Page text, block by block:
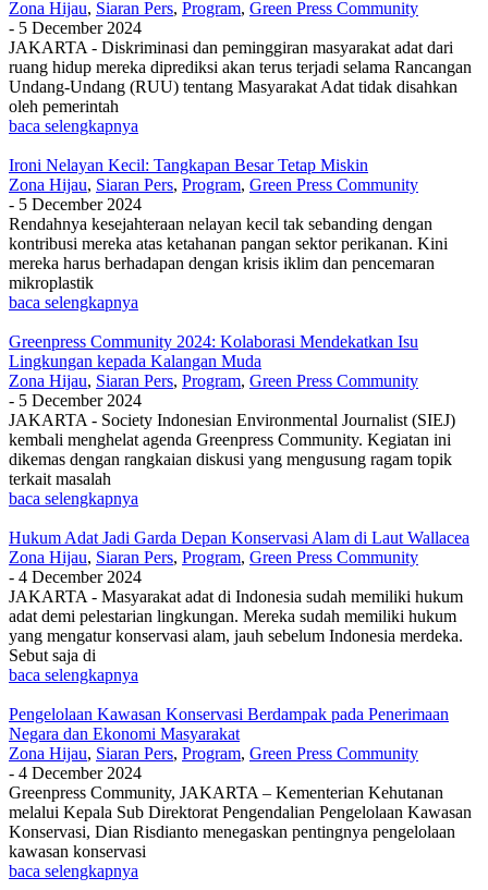
Zona Hijau, Siaran Pers, Program, Green Press Community
- 5 December 2024
JAKARTA - Diskriminasi dan peminggiran masyarakat adat dari
ruang hidup mereka diprediksi akan terus terjadi selama Rancangan
Undang-Undang (RUU) tentang Masyarakat Adat tidak disahkan
oleh pemerintah
baca selengkapnya
Ironi Nelayan Kecil: Tangkapan Besar Tetap Miskin
Zona Hijau, Siaran Pers, Program, Green Press Community
- 5 December 2024
Rendahnya kesejahteraan nelayan kecil tak sebanding dengan
kontribusi mereka atas ketahanan pangan sektor perikanan. Kini
mereka harus berhadapan dengan krisis iklim dan pencemaran
mikroplastik
baca selengkapnya
Greenpress Community 2024: Kolaborasi Mendekatkan Isu
Lingkungan kepada Kalangan Muda
Zona Hijau, Siaran Pers, Program, Green Press Community
- 5 December 2024
JAKARTA - Society Indonesian Environmental Journalist (SIEJ)
kembali menghelat agenda Greenpress Community. Kegiatan ini
dikemas dengan rangkaian diskusi yang mengusung ragam topik
terkait masalah
baca selengkapnya
Hukum Adat Jadi Garda Depan Konservasi Alam di Laut Wallacea
Zona Hijau, Siaran Pers, Program, Green Press Community
- 4 December 2024
JAKARTA - Masyarakat adat di Indonesia sudah memiliki hukum
adat demi pelestarian lingkungan. Mereka sudah memiliki hukum
yang mengatur konservasi alam, jauh sebelum Indonesia merdeka.
Sebut saja di
baca selengkapnya
Pengelolaan Kawasan Konservasi Berdampak pada Penerimaan
Negara dan Ekonomi Masyarakat
Zona Hijau, Siaran Pers, Program, Green Press Community
- 4 December 2024
Greenpress Community, JAKARTA – Kementerian Kehutanan
melalui Kepala Sub Direktorat Pengendalian Pengelolaan Kawasan
Konservasi, Dian Risdianto menegaskan pentingnya pengelolaan
kawasan konservasi
baca selengkapnya